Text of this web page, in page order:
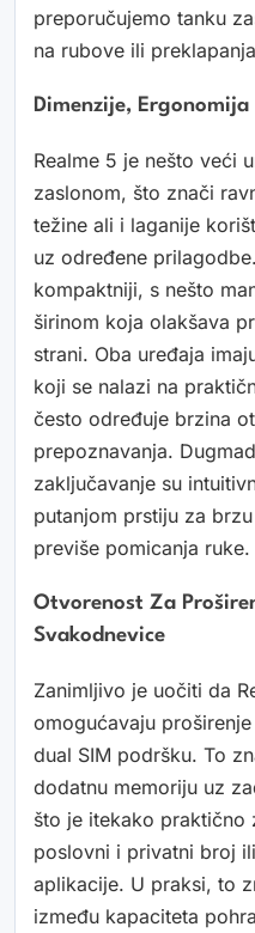
preporučujemo tanku
na rubove ili
Dimenzije, Ergonomija
Realme 5 je nešto veći
zaslonom, što znači
težine ali i laganije
uz određene
kompaktniji, s nešto
širinom koja olakšava
strani. Oba uređaja
koji se nalazi na
često određuje brzina
prepoznavanja.
zaključavanje su
putanjom prstiju za
previše pomicanja ruke.
Otvorenost Za
Svakodnevice
Zanimljivo je uočiti da
omogućavaju
dual SIM podršku. To
dodatnu memoriju uz
što je itekako
poslovni i privatni broj
aplikacije. U praksi, to
između kapaciteta